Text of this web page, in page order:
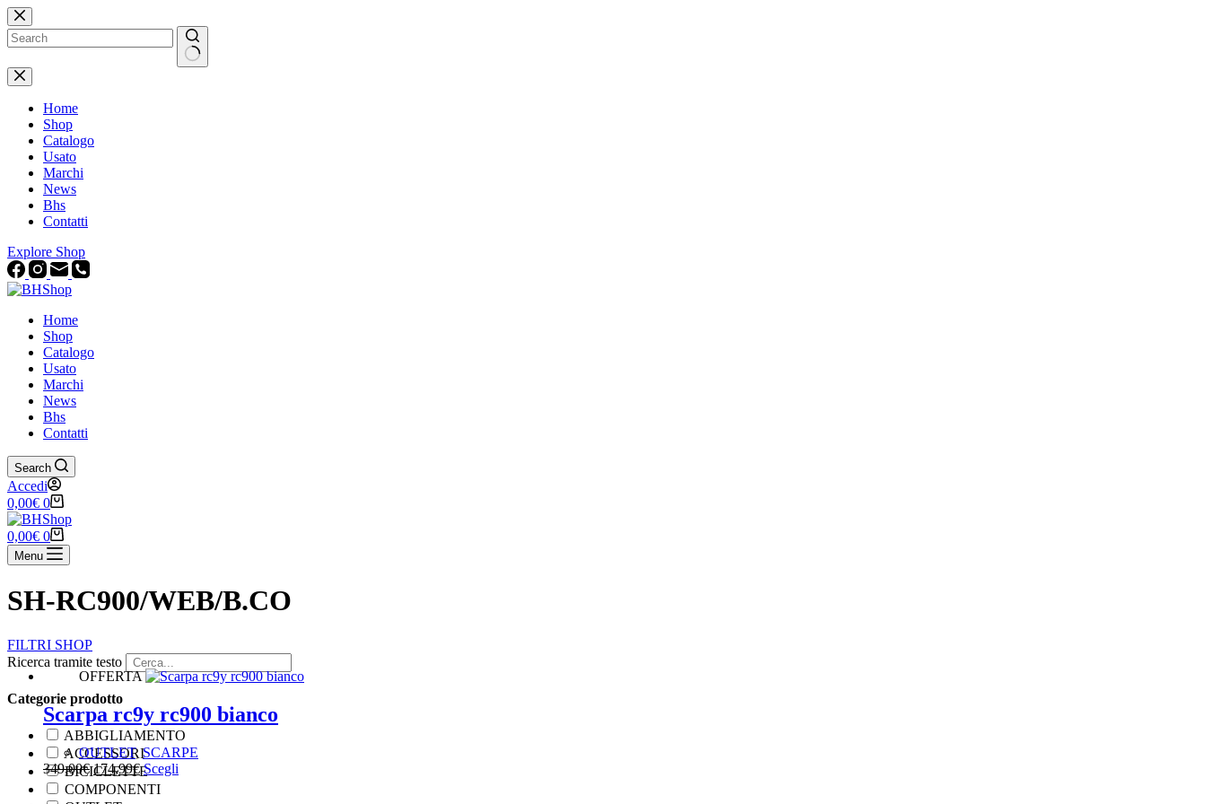
Home
Shop
Catalogo
Usato
Marchi
News
Bhs
Contatti
Explore Shop
Home
Shop
Catalogo
Usato
Marchi
News
Bhs
Contatti
Search
Accedi
0,00€ 0
0,00€ 0
Menu
SH-RC900/WEB/B.CO
FILTRI SHOP
Ricerca tramite testo
Categorie prodotto
ABBIGLIAMENTO
ACCESSORI
BICICLETTE
COMPONENTI
OFFERTA
Scarpa rc9y rc900 bianco
OUTLET,SCARPE
349,00€ 174,99€ Scegli